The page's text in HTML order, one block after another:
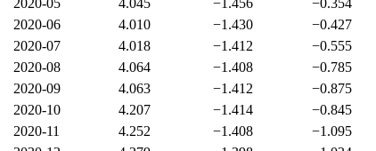
2020-05
4.045 −1.456
−0.354
2020-06
4.010 −1.430
−0.427
2020-07
4.018 −1.412
−0.555
2020-08
4.064 −1.408
−0.785
2020-09
4.063 −1.412
−0.875
2020-10
4.207 −1.414
−0.845
2020-11
4.252 −1.408
−1.095